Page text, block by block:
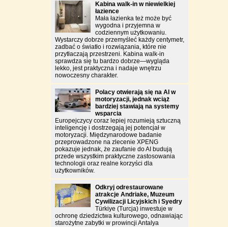
Kabina walk-in w niewielkiej
łazience
Mała łazienka też może być
wygodna i przyjemna w
codziennym użytkowaniu.
Wystarczy dobrze przemyśleć każdy centymetr,
zadbać o światło i rozwiązania, które nie
przytłaczają przestrzeni. Kabina walk-in
sprawdza się tu bardzo dobrze—wygląda
lekko, jest praktyczna i nadaje wnętrzu
nowoczesny charakter.
Polacy otwierają się na AI w
motoryzacji, jednak wciąż
bardziej stawiają na systemy
wsparcia
Europejczycy coraz lepiej rozumieją sztuczną
inteligencję i dostrzegają jej potencjał w
motoryzacji. Międzynarodowe badanie
przeprowadzone na zlecenie XPENG
pokazuje jednak, że zaufanie do AI budują
przede wszystkim praktyczne zastosowania
technologii oraz realne korzyści dla
użytkowników.
Odkryj odrestaurowane
atrakcje Andriake, Muzeum
Cywilizacji Licyjskich i Syedry
Türkiye (Turcja) inwestuje w
ochronę dziedzictwa kulturowego, odnawiając
starożytne zabytki w prowincji Antalya